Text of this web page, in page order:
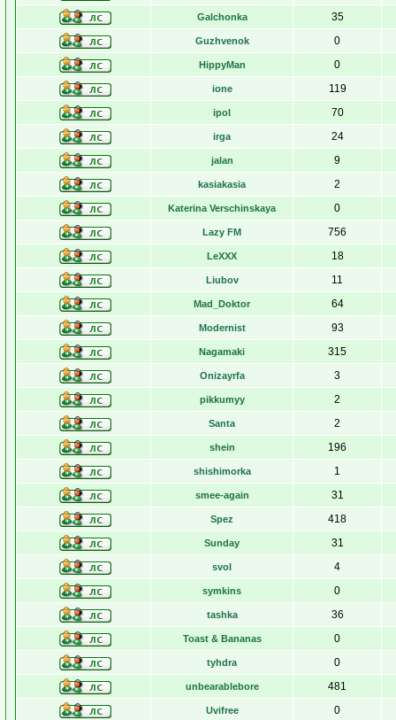
Galchonka 35
Guzhvenok 0
HippyMan 0
ione 119
ipol 70
irga 24
jalan 9
kasiakasia 2
Katerina Verschinskaya 0
Lazy FM 756
LeXXX 18
Liubov 11
Mad_Doktor 64
Modernist 93
Nagamaki 315
Onizayrfa 3
pikkumyy 2
Santa 2
shein 196
shishimorka 1
smee-again 31
Spez 418
Sunday 31
svol 4
symkins 0
tashka 36
Toast & Bananas 0
tyhdra 0
unbearablebore 481
Uvifree 0